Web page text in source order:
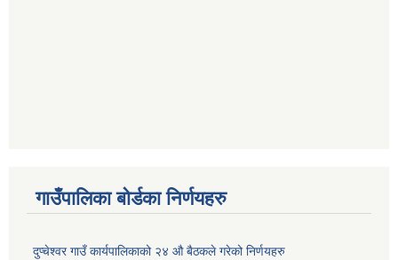
गाउँपालिका बोर्डका निर्णयहरु
दुप्चेश्वर गाउँ कार्यपालिकाको २४ औ बैठकले गरेको निर्णयहरु